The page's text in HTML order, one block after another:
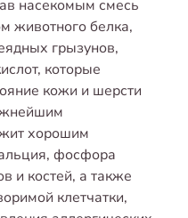
насекомым смесь
животного белка,
грызунов,
которые
кожи и шерсти
хорошим
фосфора
и костей, а также
клетчатки,